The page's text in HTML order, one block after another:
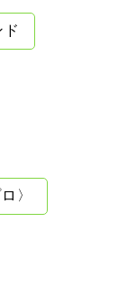
〉